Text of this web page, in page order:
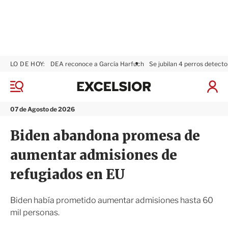
M
n
07 de Agosto de 2026
LO DE HOY: DEA reconoce a García Harfuch Se jubilan 4 perros
I
ó
x
i
r
Biden abandona promesa de
aumentar admisiones de
refugiados en EU
Biden había prometido aumentar admisiones hasta 60
mil personas.